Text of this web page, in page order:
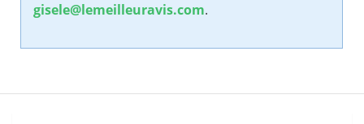
gisele@lemeilleuravis.com.